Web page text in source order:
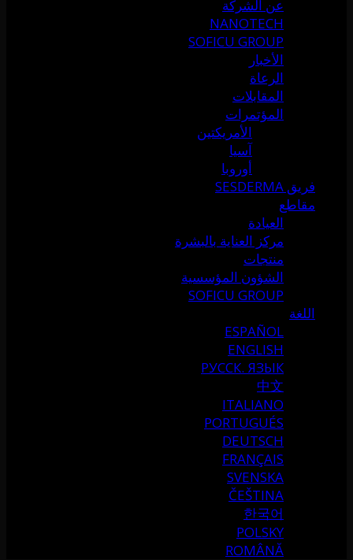
عن الشركة
NANOTECH
SOFICU GROUP
الأخبار
الرعاة
المقابلات
المؤتمرات
الأمريكتين
آسيا
أوروبا
فريق SESDERMA
مقاطع
العيادة
مركز العناية بالبشرة
منتجات
الشؤون المؤسسية
SOFICU GROUP
اللغة
ESPAÑOL
ENGLISH
РУССК. ЯЗЫК
中文
ITALIANO
PORTUGUÉS
DEUTSCH
FRANÇAIS
SVENSKA
ČEŠTINA
한국어
POLSKY
ROMÂNĂ